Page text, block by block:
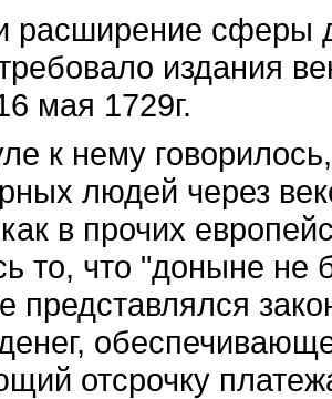
расширение сферы
издания
мая 1729г.
к нему
людей через
в прочих
то, что "доныне не
представлялся
отсрочку